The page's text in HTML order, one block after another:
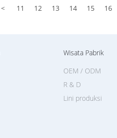
< 11 12 13 14 15 16
Wisata Pabrik
Lini produksi
OEM / ODM
R & D